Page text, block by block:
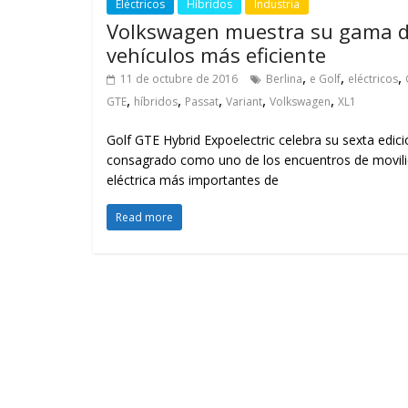
Eléctricos Híbridos Industria
Volkswagen muestra su gama
vehículos más eficiente
11 de octubre de 2016 Berlina, e Golf, eléctricos,
GTE, híbridos, Passat, Variant, Volkswagen, XL1
Golf GTE Hybrid Expoelectric celebra su sexta
consagrado como uno de los encuentros de
eléctrica más importantes de
Read more